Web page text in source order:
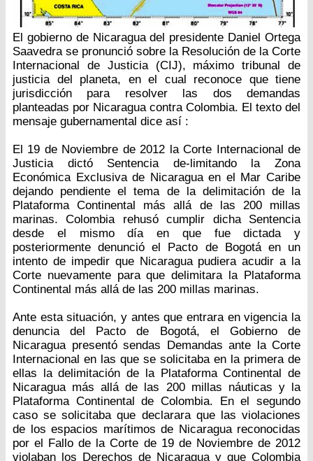
El gobierno de Nicaragua del presidente Daniel Ortega
Saavedra se pronunció sobre la Resolución de la Corte
Internacional de Justicia (CIJ), máximo tribunal de
justicia del planeta, en el cual reconoce que tiene
jurisdicción para resolver las dos demandas
planteadas por Nicaragua contra Colombia. El texto del
mensaje gubernamental dice así :
El 19 de Noviembre de 2012 la Corte Internacional de
Justicia dictó Sentencia de-limitando la Zona
Económica Exclusiva de Nicaragua en el Mar Caribe
dejando pendiente el tema de la delimitación de la
Plataforma Continental más allá de las 200 millas
marinas. Colombia rehusó cumplir dicha Sentencia
desde el mismo día en que fue dictada y
posteriormente denunció el Pacto de Bogotá en un
intento de impedir que Nicaragua pudiera acudir a la
Corte nuevamente para que delimitara la Plataforma
Continental más allá de las 200 millas marinas.
Ante esta situación, y antes que entrara en vigencia la
denuncia del Pacto de Bogotá, el Gobierno de
Nicaragua presentó sendas Demandas ante la Corte
Internacional en las que se solicitaba en la primera de
ellas la delimitación de la Plataforma Continental de
Nicaragua más allá de las 200 millas náuticas y la
Plataforma Continental de Colombia. En el segundo
caso se solicitaba que declarara que las violaciones
de los espacios marítimos de Nicaragua reconocidas
por el Fallo de la Corte de 19 de Noviembre de 2012
violaban los Derechos de Nicaragua y que Colombia